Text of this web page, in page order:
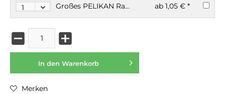
Großes PELIKAN Radiergummi für Bleistifte
ab 1,05 € *
In den Warenkorb
Merken